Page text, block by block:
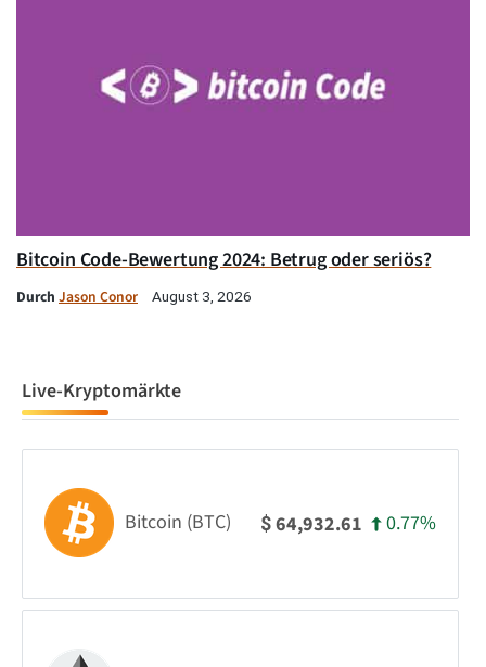
Bitcoin Code-Bewertung 2024: Betrug oder seriös?
Durch Jason Conor August 3, 2026
Live-Kryptomärkte
Bitcoin (BTC) $64,932.61 0.77%